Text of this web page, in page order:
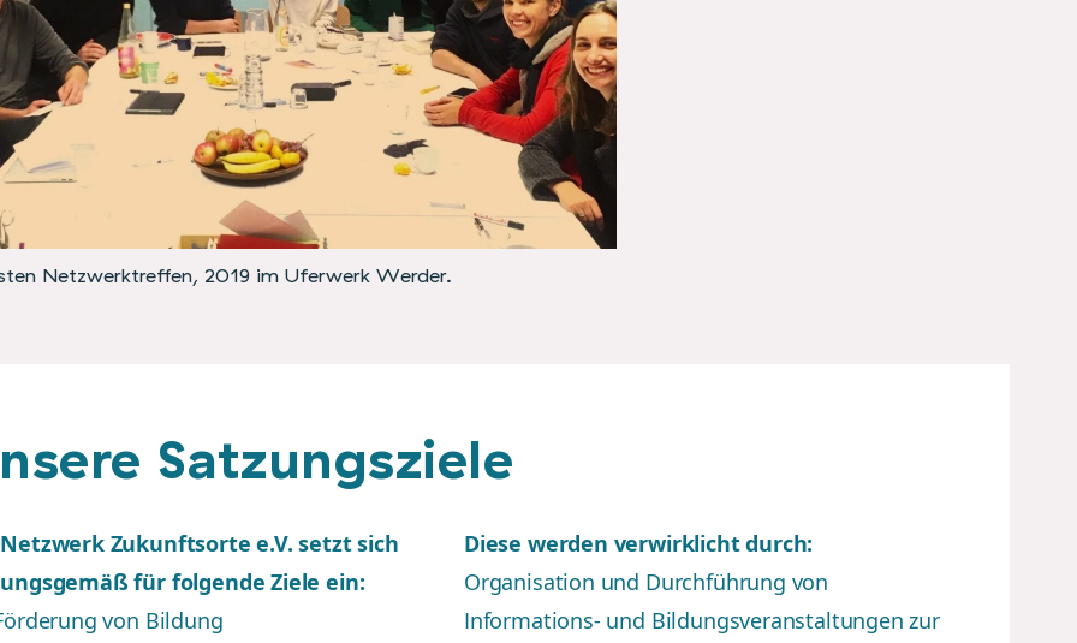
Netzwerktreffen, 2019 im Uferwerk Werder.
Satzungsziele
Zukunftsorte e.V. setzt sich
für folgende Ziele ein:
von Bildung
Diese werden verwirklicht durch:
Organisation und Durchführung von
Informations- und Bildungsveranstaltungen zur